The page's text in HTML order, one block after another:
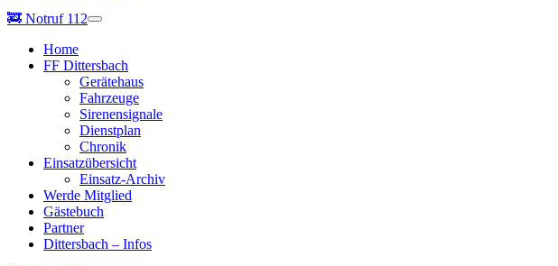
🚒 Notruf 112
Home
FF Dittersbach
Gerätehaus
Fahrzeuge
Sirenensignale
Dienstplan
Chronik
Einsatzübersicht
Einsatz-Archiv
Werde Mitglied
Gästebuch
Partner
Dittersbach – Infos